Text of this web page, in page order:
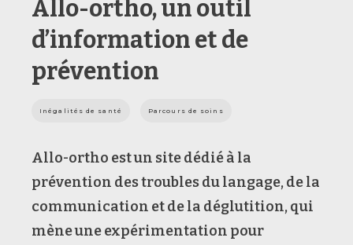
Allo-ortho, un outil
d’information et de
prévention
Inégalités de santé Parcours de soins
Allo-ortho est un site dédié à la
prévention des troubles du langage, de la
communication et de la déglutition, qui
mène une expérimentation pour